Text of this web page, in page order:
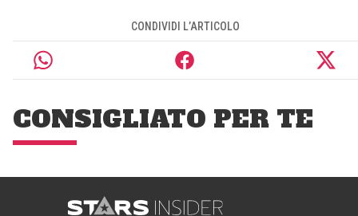
CONDIVIDI L’ARTICOLO
CONSIGLIATO PER TE